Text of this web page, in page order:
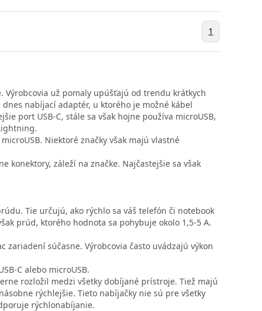
1
už pomaly upúšťajú od trendu krátkych
nabíjací adaptér, u ktorého je možné kábel
port USB-C, stále sa však hojne používa microUSB,
Niektoré značky však majú vlastné
konektory, záleží na značke. Najčastejšie sa však
Tie určujú, ako rýchlo sa váš telefón či notebook
prúd, ktorého hodnota sa pohybuje okolo 1,5-5 A.
súčasne. Výrobcovia často uvádzajú výkon
C alebo microUSB.
rozložil medzi všetky dobíjané prístroje. Tiež majú
rýchlejšie. Tieto nabíjačky nie sú pre všetky
rýchlonabíjanie.